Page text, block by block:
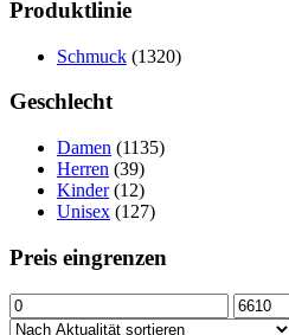
Produktlinie
Schmuck (1320)
Geschlecht
Damen (1135)
Herren (39)
Kinder (12)
Unisex (127)
Preis eingrenzen
Min.
Preis
Max.
Preis